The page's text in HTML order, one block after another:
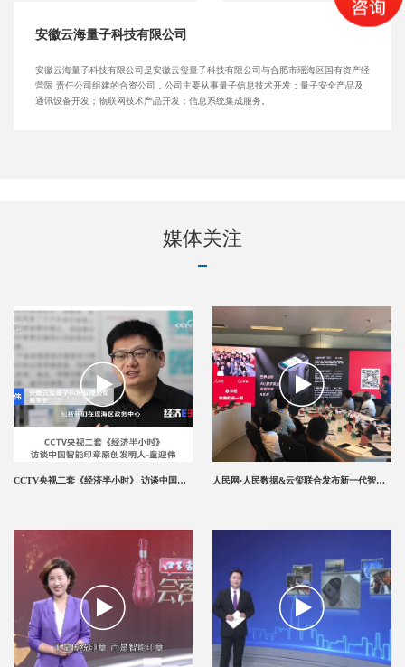
安徽云海量子科技有限公
中科云盾（深圳）量子信
安徽鲲腾云玺信息科技有
安徽云海量子科技有限公司
安徽云海量子科技有限公司是安徽云玺量子科技有限公司与合肥市瑶海区国有资产经
营限 责任公司组建的合资公司，公司主要从事量子信息技术开发；量子安全产品及
通讯设备开发；物联网技术产品开发；信息系统集成服务。
媒体关注
CCTV央视二套《经济半小时》 访谈中国智能印章原创发明人-童迎伟 人民网·人民数据&云玺联合发布新一代智能印章